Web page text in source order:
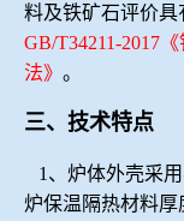
料及铁矿石评价具
GB/T34211-2017《
法》 。
三、技术特点
1、炉体外壳采
炉保温隔热材料厚